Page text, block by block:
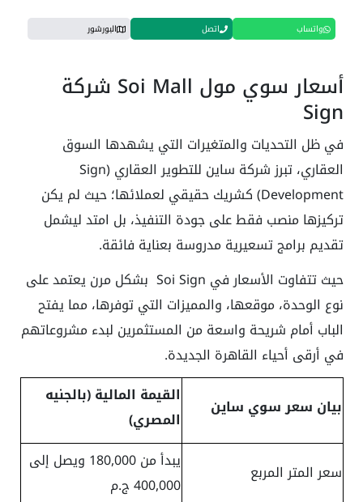
واتساب اتصل البورشور
أسعار سوي مول Soi Mall شركة
Sign
في ظل التحديات والمتغيرات التي يشهدها السوق
العقاري، تبرز شركة ساين للتطوير العقاري (Sign
Development) كشريك حقيقي لعملائها؛ حيث لم يكن
تركيزها منصب فقط على جودة التنفيذ، بل امتد ليشمل
تقديم برامج تسعيرية مدروسة بعناية فائقة.
حيث تتفاوت الأسعار في Soi Sign بشكل مرن يعتمد على
نوع الوحدة، موقعها، والمميزات التي توفرها، مما يفتح
الباب أمام شريحة واسعة من المستثمرين لبدء مشروعاتهم
في أرقى أحياء القاهرة الجديدة.
بيان سعر سوي ساين
القيمة المالية (بالجنيه
المصري)
سعر المتر المربع
يبدأ من 180,000 ويصل إلى
400,000 ج.م